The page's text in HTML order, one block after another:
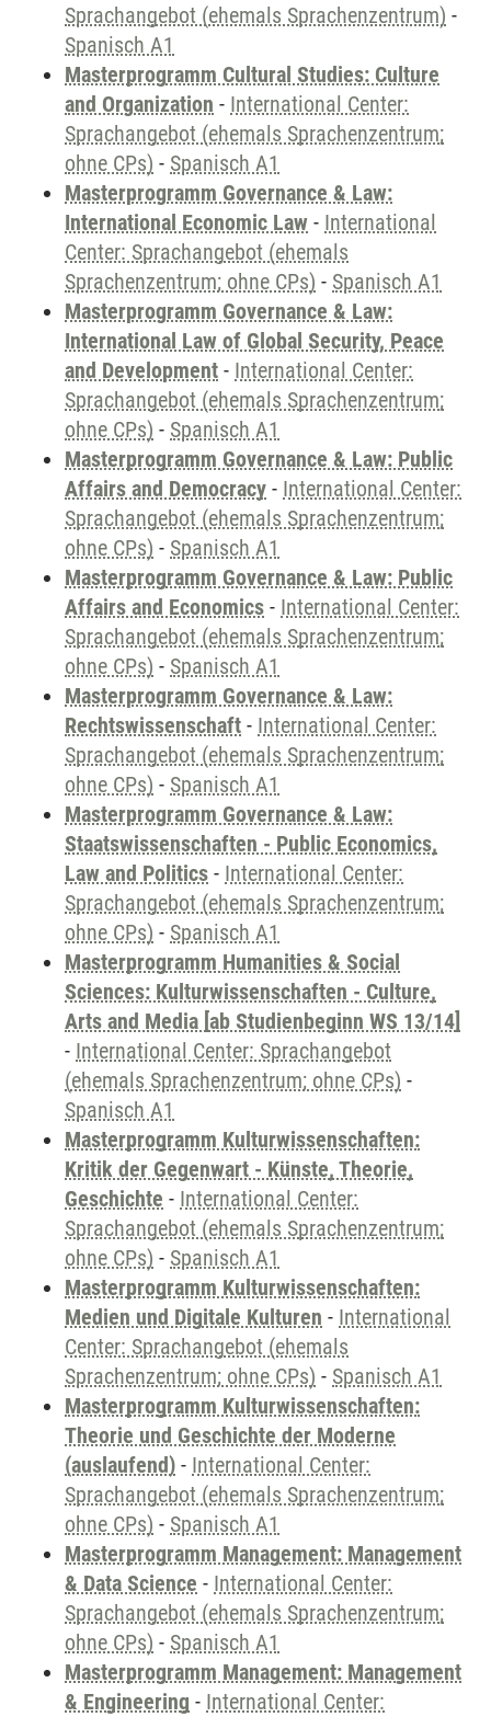
Sprachangebot (ehemals Sprachenzentrum) -
Spanisch A1
Masterprogramm Cultural Studies: Culture
and Organization - International Center:
Sprachangebot (ehemals Sprachenzentrum;
ohne CPs) - Spanisch A1
Masterprogramm Governance & Law:
International Economic Law - International
Center: Sprachangebot (ehemals
Sprachenzentrum; ohne CPs) - Spanisch A1
Masterprogramm Governance & Law:
International Law of Global Security, Peace
and Development - International Center:
Sprachangebot (ehemals Sprachenzentrum;
ohne CPs) - Spanisch A1
Masterprogramm Governance & Law: Public
Affairs and Democracy - International Center:
Sprachangebot (ehemals Sprachenzentrum;
ohne CPs) - Spanisch A1
Masterprogramm Governance & Law: Public
Affairs and Economics - International Center:
Sprachangebot (ehemals Sprachenzentrum;
ohne CPs) - Spanisch A1
Masterprogramm Governance & Law:
Rechtswissenschaft - International Center:
Sprachangebot (ehemals Sprachenzentrum;
ohne CPs) - Spanisch A1
Masterprogramm Governance & Law:
Staatswissenschaften - Public Economics,
Law and Politics - International Center:
Sprachangebot (ehemals Sprachenzentrum;
ohne CPs) - Spanisch A1
Masterprogramm Humanities & Social
Sciences: Kulturwissenschaften - Culture,
Arts and Media [ab Studienbeginn WS 13/14]
- International Center: Sprachangebot
(ehemals Sprachenzentrum; ohne CPs) -
Spanisch A1
Masterprogramm Kulturwissenschaften:
Kritik der Gegenwart - Künste, Theorie,
Geschichte - International Center:
Sprachangebot (ehemals Sprachenzentrum;
ohne CPs) - Spanisch A1
Masterprogramm Kulturwissenschaften:
Medien und Digitale Kulturen - International
Center: Sprachangebot (ehemals
Sprachenzentrum; ohne CPs) - Spanisch A1
Masterprogramm Kulturwissenschaften:
Theorie und Geschichte der Moderne
(auslaufend) - International Center:
Sprachangebot (ehemals Sprachenzentrum;
ohne CPs) - Spanisch A1
Masterprogramm Management: Management
& Data Science - International Center:
Sprachangebot (ehemals Sprachenzentrum;
ohne CPs) - Spanisch A1
Masterprogramm Management: Management
& Engineering - International Center: